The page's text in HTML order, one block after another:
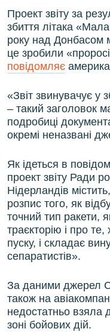
Усі сайти RFE/RL
Проект звіту за
збиття літака
року над Донбасом
це зробили
повідомляє
«Звіт звинувачує у
– такий заголовок
подробиці
окремі неназвані
Як ідеться в
проект звіту Ради
Нідерландів
розпис того, як
точний тип ракети,
траєкторію і про
пуску, і складає
сепаратистів».
За даними джерел
також на
недостатньо взяла
зоні бойових дій.